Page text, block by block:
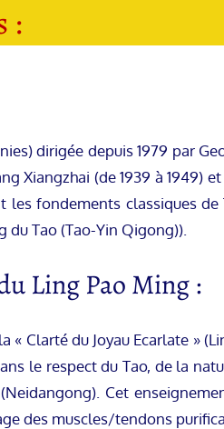
:
dirigée depuis 1979 par
Xiangzhai (de 1939 à 1949)
fondements classiques
Tao (Tao-Yin Qigong)).
Ling Pao Ming :
Clarté du Joyau Ecarlate »
le respect du Tao, de la
Cet
des muscles/tendons